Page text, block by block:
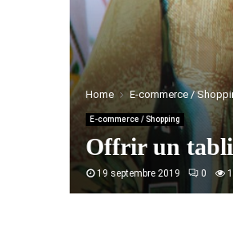
Home E-commerce /
E-commerce / Shopping
Offrir un
19 septembre 2019 0